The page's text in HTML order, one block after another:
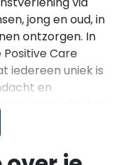
jong en oud, in
ontzorgen. In
Care
iedereen uniek is
en
vaste cliënten
en bied jij de
Vanuit Korian